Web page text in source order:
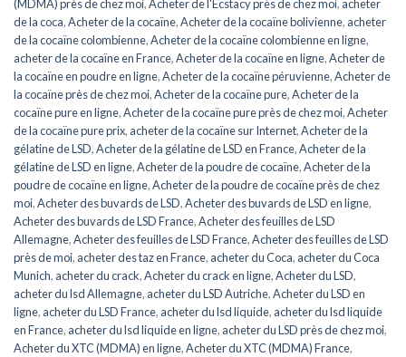
(MDMA) près de chez moi,Acheter de l'Ecstacy près de chez moi, acheter
de la coca,Acheter de la cocaïne,Acheter de la cocaïne bolivienne, acheter
de la cocaïne colombienne,Acheter de la cocaïne colombienne en ligne,
acheter de la cocaïne en France,Acheter de la cocaïne en ligne,Acheter de
la cocaïne en poudre en ligne,Acheter de la cocaïne péruvienne,Acheter de
la cocaïne près de chez moi,Acheter de la cocaïne pure,Acheter de la
cocaïne pure en ligne,Acheter de la cocaïne pure près de chez moi,Acheter
de la cocaïne pure prix, acheter de la cocaïne sur Internet,Acheter de la
gélatine de LSD,Acheter de la gélatine de LSD en France,Acheter de la
gélatine de LSD en ligne,Acheter de la poudre de cocaïne,Acheter de la
poudre de cocaïne en ligne,Acheter de la poudre de cocaïne près de chez
moi,Acheter des buvards de LSD,Acheter des buvards de LSD en ligne,
Acheter des buvards de LSD France,Acheter des feuilles de LSD
Allemagne,Acheter des feuilles de LSD France,Acheter des feuilles de LSD
près de moi, acheter des taz en France, acheter du Coca, acheter du Coca
Munich, acheter du crack,Acheter du crack en ligne,Acheter du LSD,
acheter du lsd Allemagne, acheter du LSD Autriche,Acheter du LSD en
ligne, acheter du LSD France, acheter du lsd liquide, acheter du lsd liquide
en France, acheter du lsd liquide en ligne, acheter du LSD près de chez moi,
Acheter du XTC (MDMA) en ligne,Acheter du XTC (MDMA) France,